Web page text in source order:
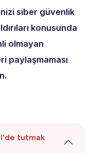
siber güvenlik
konusunda
olmayan
paylaşmaması
tutmak